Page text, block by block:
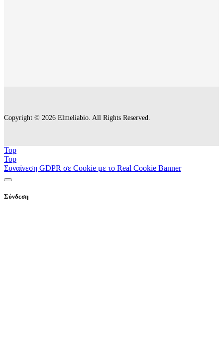
Copyright © 2026 Elmeliabio. All Rights Reserved.
Top
Top
Συναίνεση GDPR σε Cookie με το Real Cookie Banner
Σύνδεση